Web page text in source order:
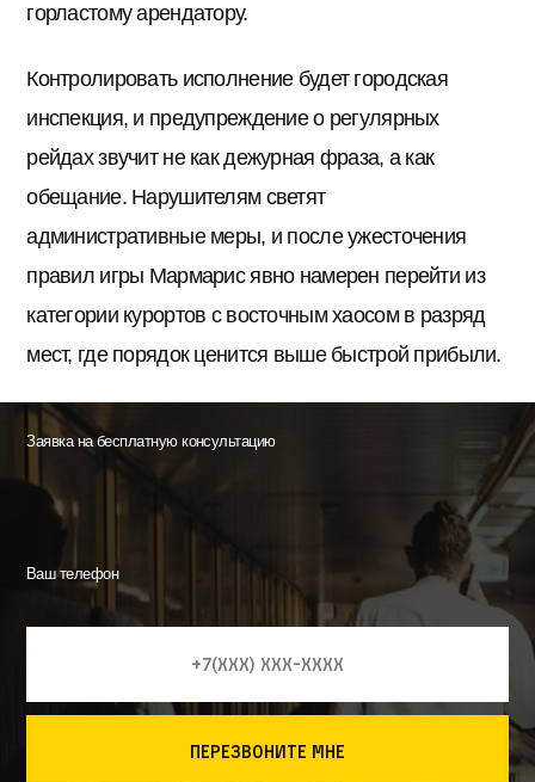
горластому арендатору.
Контролировать исполнение будет городская
инспекция, и предупреждение о регулярных
рейдах звучит не как дежурная фраза, а как
обещание. Нарушителям светят
административные меры, и после ужесточения
правил игры Мармарис явно намерен перейти из
категории курортов с восточным хаосом в разряд
мест, где порядок ценится выше быстрой прибыли.
Заявка на бесплатную консультацию
Ваш телефон
перезвоните мне